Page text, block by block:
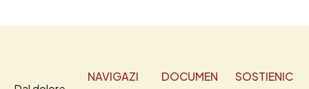
NAVIGAZI
DOCUMEN
SOSTIENIC